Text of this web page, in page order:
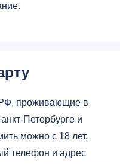
РФ, проживающие в
Петербурге и
можно с 18 лет,
телефон и адрес